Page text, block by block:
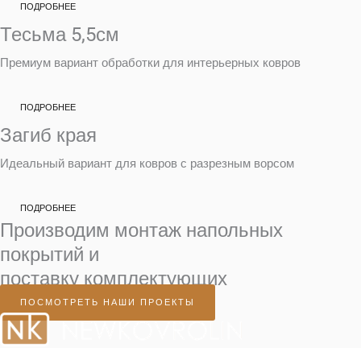
ПОДРОБНЕЕ
Тесьма 5,5см
Премиум вариант обработки для интерьерных ковров
ПОДРОБНЕЕ
Загиб края
Идеальный вариант для ковров с разрезным ворсом
ПОДРОБНЕЕ
Производим монтаж напольных
покрытий и
поставку комплектующих
ПОСМОТРЕТЬ НАШИ ПРОЕКТЫ